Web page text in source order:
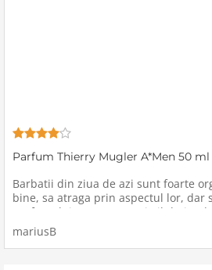
Parfum Thierry Mugler A*Men 50 ml
Barbatii din ziua de azi sunt foarte
bine, sa atraga prin aspectul lor, dar
parfumului pe care acestia il detin, de
achizitionez un parfum care sa aiba o
persistenta buna
mariusB